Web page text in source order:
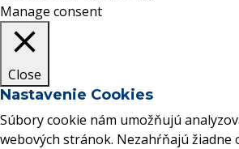
Manage consent
Close
Nastavenie Cookies
Súbory cookie nám umožňujú
webových stránok. Nezahŕňajú žiadne